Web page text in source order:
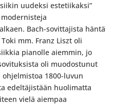
uudeksi estetiikaksi”
Bach-sovittajista häntä
mm. Franz Liszt oli
pianolle aiemmin, jo
oli muodostunut
1800-luvun
edeltäjistään huolimatta
vielä aiempaa